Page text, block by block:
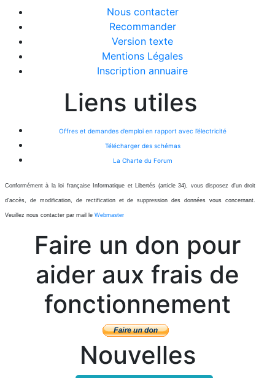
Nous contacter
Recommander
Version texte
Mentions Légales
Inscription annuaire
Liens utiles
Offres et demandes d’emploi en rapport avec l’électricité
Télécharger des schémas
La Charte du Forum
Conformément à la loi française Informatique et Libertés (article 34), vous disposez d'un droit
d'accès, de modification, de rectification et de suppression des données vous concernant.
Veuillez nous contacter par mail le Webmaster
Faire un don pour
aider aux frais de
fonctionnement
Nouvelles